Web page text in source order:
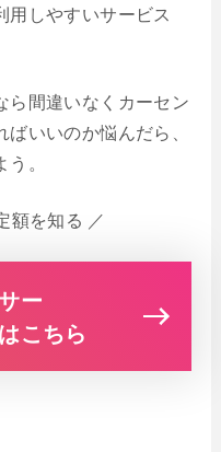
用しやすいサービス
ら間違いなくカーセン
いいのか悩んだら、
。
額を知る ／
ー
こちら